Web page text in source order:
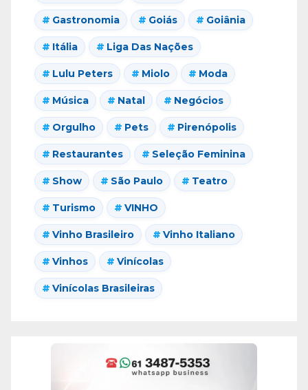
Gastronomia Goiás Goiânia
Itália Liga Das Nações
Lulu Peters Miolo Moda
Música Natal Negócios
Orgulho Pets Pirenópolis
Restaurantes Seleção Feminina
Show São Paulo Teatro
Turismo VINHO
Vinho Brasileiro Vinho Italiano
Vinhos Vinícolas
Vinícolas Brasileiras